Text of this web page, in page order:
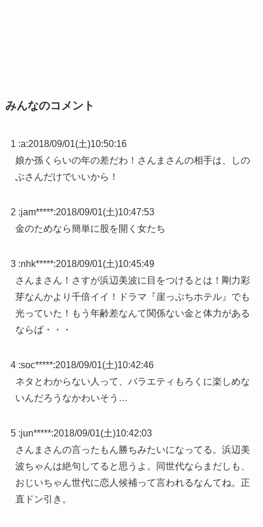
みんなのコメント
1 :a:2018/09/01(土)10:50:16
娘か孫くらいの年の差だわ！さんまさんの相手は、しの
ぶさんだけでいいから！
2 :jam*****:2018/09/01(土)10:47:53
金のためなら簡単に股を開く女たち
3 :nhk*****:2018/09/01(土)10:45:49
さんまさん！さすが浜辺美波に目をつけるとは！剛力彩
芽なんかより千倍イイ！ドラマ『崖っぷちホテル』でも
光っていた！もう年齢差なんて関係ない金と体力がある
ならば・・・
4 :soc*****:2018/09/01(土)10:42:46
ネタとわからない人って、バラエティもろくに楽しめな
いんだろうなかわいそう…
5 :jun*****:2018/09/01(土)10:42:03
さんまさんの言ったもん勝ちみたいになってる。浜辺美
波ちゃんは絶句してると思うよ。同世代ならまだしも、
おじいちゃん世代に恋人候補って言われるなんてね。正
直ドン引き。